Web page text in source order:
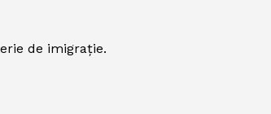
de imigrație.